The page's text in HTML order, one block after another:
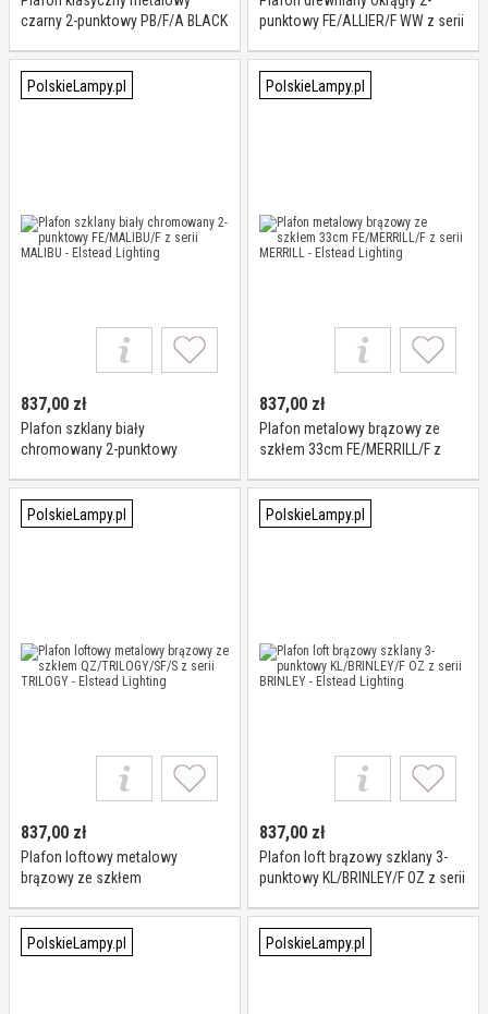
czarny 2-punktowy PB/F/A BLACK
Lighting
punktowy FE/ALLIER/F WW z serii
PolskieLampy.pl
837,00 zł
Plafon szklany biały
chromowany 2-punktowy
Elstead Lighting
PolskieLampy.pl
837,00 zł
Plafon metalowy brązowy ze
szkłem 33cm FE/MERRILL/F z
PolskieLampy.pl
837,00 zł
Plafon loftowy metalowy
brązowy ze szkłem
- Elstead Lighting
PolskieLampy.pl
837,00 zł
Plafon loft brązowy szklany 3-
punktowy KL/BRINLEY/F OZ z serii
PolskieLampy.pl PolskieLampy.pl